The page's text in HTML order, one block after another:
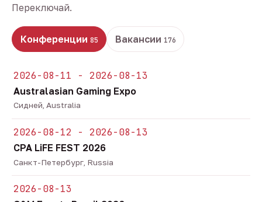
Переключай.
Конференции 85 Вакансии 176
2026-08-11 - 2026-08-13
Australasian Gaming Expo
Сидней, Australia
2026-08-12 - 2026-08-13
CPA LiFE FEST 2026
Санкт-Петербург, Russia
2026-08-13